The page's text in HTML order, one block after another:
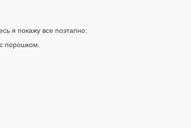
я покажу все поэтапно:
порошком.